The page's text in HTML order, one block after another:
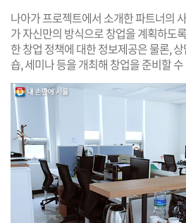
나아가 프로젝트에서 소개한 파트너의
가 자신만의 방식으로 창업을 계획하도
한 창업 정책에 대한 정보제공은 물론,
숍, 세미나 등을 개최해 창업을 준비할